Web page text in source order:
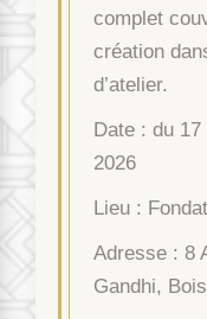
complet
création
d’atelier.
Date : du
2026
Lieu :
Adresse : 8
Gandhi,